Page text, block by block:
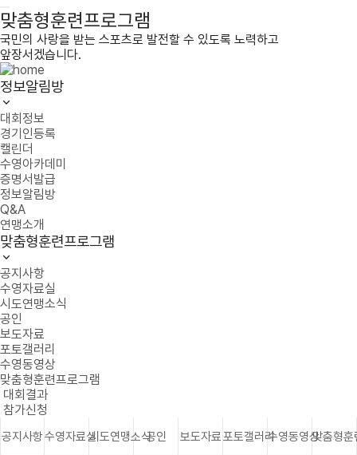
맞춤형훈련프로그램
국민의 사랑을 받는 스포츠로 발전할 수 있도록 노력하고
앞장서겠습니다.
정보알림방
대회정보
경기인등록
캘린더
수영아카데미
증명서발급
정보알림방
Q&A
연맹소개
맞춤형훈련프로그램
공지사항
수영자료실
시도연맹소식
공인
보도자료
포토갤러리
수영동영상
맞춤형훈련프로그램
대회결과
참가신청
공지사항수영자료실시도연맹소식공인 보도자료포토갤러리수영동영상맞춤형훈